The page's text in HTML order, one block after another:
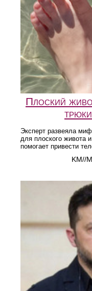
Плоский
Эксперт развеяла
для плоского живота
помогает привести
KM//